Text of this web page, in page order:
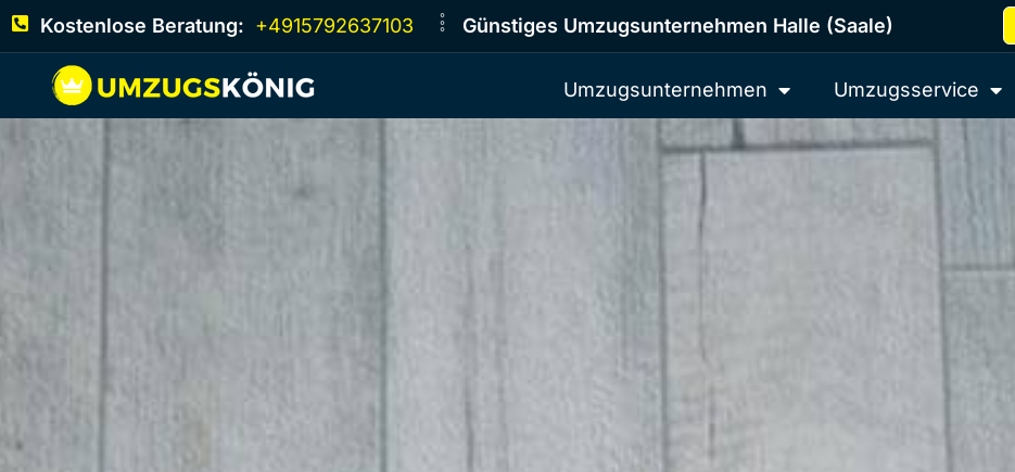
Kostenlose Beratung: +4915792637103 Günstiges Umzugsunternehmen Halle (Saale)
Umzugsunternehmen Umzugsservice